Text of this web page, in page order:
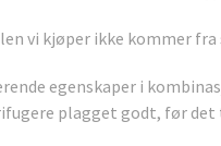
vi kjøper ikke kommer
egenskaper i
plagget godt, før